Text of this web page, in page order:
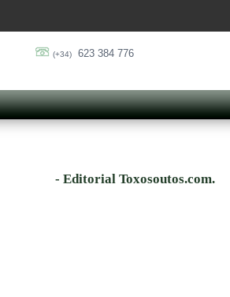
(+34) 623 384 776
- Editorial Toxosoutos.com.